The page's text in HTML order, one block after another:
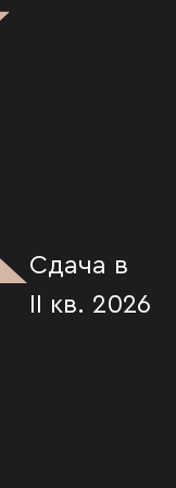
Сдача в
II кв. 2026